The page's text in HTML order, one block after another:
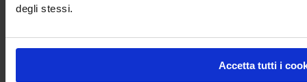
degli stessi.
Accetta tutti i
Acquista Ora!
Anche su tutti i Costumi da Bagno!!